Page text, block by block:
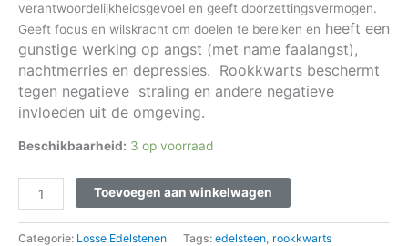
verantwoordelijkheidsgevoel en geeft doorzettingsvermogen.
Geeft focus en wilskracht om doelen te bereiken en heeft een
gunstige werking op angst (met name faalangst),
nachtmerries en depressies. Rookkwarts beschermt
tegen negatieve straling en andere negatieve
invloeden uit de omgeving.
Beschikbaarheid: 3 op voorraad
Toevoegen aan winkelwagen
Categorie: Losse Edelstenen Tags: edelsteen rookkwarts